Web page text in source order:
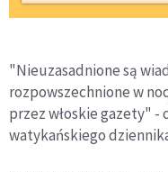
"Nieuzasadnione są
rozpowszechnione w
przez włoskie gazety"
watykańskiego